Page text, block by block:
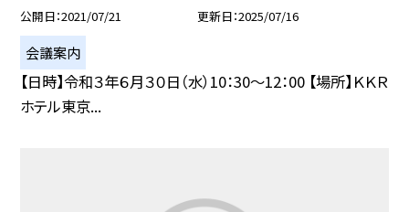
公開日 2021/07/21 更新日 2025/07/16
会議案内
【日時】令和３年６月３０日（水）10：30〜12：00 【場所】ＫＫＲ
ホテル東京...